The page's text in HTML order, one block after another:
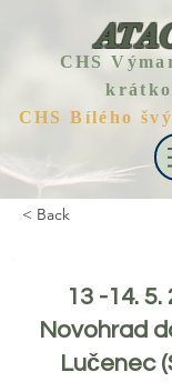
CHS
CHS Bílého
< Back
13 -14. 5.
Novohrad
Lučenec